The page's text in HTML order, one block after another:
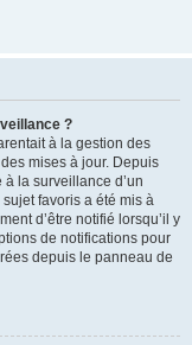
?
à la gestion des
mises à jour. Depuis
la surveillance d’un
favoris a été mis à
d’être notifié lorsqu’il y
de notifications pour
depuis le panneau de